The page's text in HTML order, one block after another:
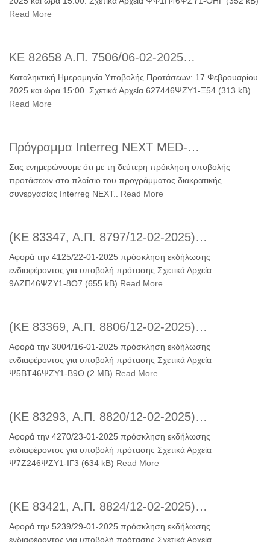
Read More
ΚΕ 82658 Α.Π. 7506/06-02-2025…
Καταληκτική Ημερομηνία Υποβολής Προτάσεων: 17 Φεβρουαρίου
2025 και ώρα 15:00. Σχετικά Αρχεία 627446ΨΖΥ1-Ξ54 (313 kB)
Read More
Πρόγραμμα Interreg NEXT MED-…
Σας ενημερώνουμε ότι με τη δεύτερη πρόκληση υποβολής
προτάσεων στο πλαίσιο του προγράμματος διακρατικής
συνεργασίας Interreg NEXT..
Read More
(ΚΕ 83347, Α.Π. 8797/12-02-2025)…
Αφορά την 4125/22-01-2025 πρόσκληση εκδήλωσης
ενδιαφέροντος για υποβολή πρότασης Σχετικά Αρχεία
9ΔΖΠ46ΨΖΥ1-8Ο7 (655 kB) Read More
(ΚΕ 83369, Α.Π. 8806/12-02-2025)…
Αφορά την 3004/16-01-2025 πρόσκληση εκδήλωσης
ενδιαφέροντος για υποβολή πρότασης Σχετικά Αρχεία
Ψ5ΒΤ46ΨΖΥ1-Β9Θ (2 MB) Read More
(ΚΕ 83293, Α.Π. 8820/12-02-2025)…
Αφορά την 4270/23-01-2025 πρόσκληση εκδήλωσης
ενδιαφέροντος για υποβολή πρότασης Σχετικά Αρχεία
Ψ7Ζ246ΨΖΥ1-ΙΓ3 (634 kB) Read More
(ΚΕ 83421, Α.Π. 8824/12-02-2025)…
Αφορά την 5239/29-01-2025 πρόσκληση εκδήλωσης
ενδιαφέροντος για υποβολή πρότασης Σχετικά Αρχεία